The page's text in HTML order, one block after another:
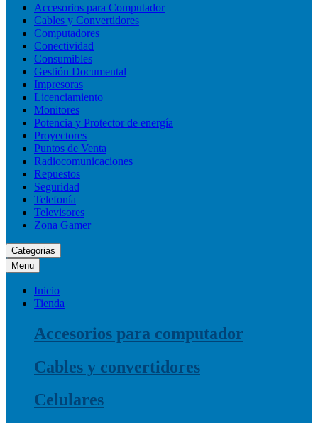
Accesorios para Computador
Cables y Convertidores
Computadores
Conectividad
Consumibles
Gestión Documental
Impresoras
Licenciamiento
Monitores
Potencia y Protector de energía
Proyectores
Puntos de Venta
Radiocomunicaciones
Repuestos
Seguridad
Telefonía
Televisores
Zona Gamer
Categorias
Menu
Inicio
Tienda
Accesorios para computador
Cables y convertidores
Celulares